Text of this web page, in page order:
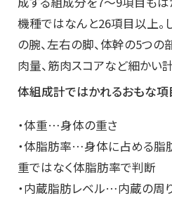
機種ではなんと26項目以上。
の腕、左右の脚、体幹の5つ
肉量、筋肉スコアなど細かい
体組成計ではかれるおもな項
・体重…身体の重さ
・体脂肪率…身体に占める脂
重ではなく体脂肪率で判断
・内蔵脂肪レベル…内蔵の周